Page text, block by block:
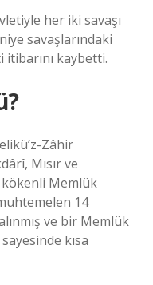
her iki savaşı
savaşlarındaki
kaybetti.
Zâhir
Mısır ve
kökenli Memlük
14
ve bir Memlük
kısa